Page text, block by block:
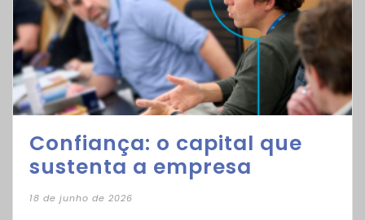
Confiança: o capital que
sustenta a empresa
18 de junho de 2026